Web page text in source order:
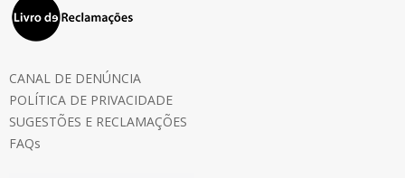
CANAL DE DENÚNCIA
POLÍTICA DE PRIVACIDADE
SUGESTÕES E RECLAMAÇÕES
FAQs